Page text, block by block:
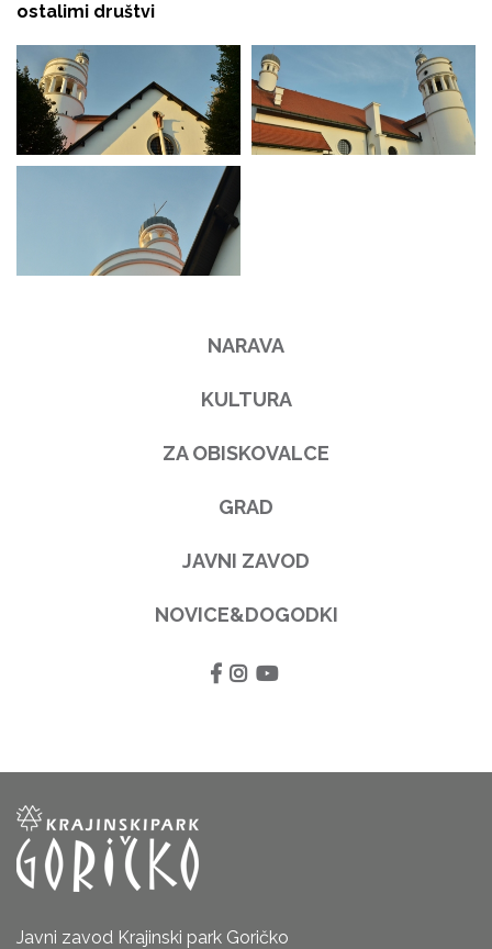
ostalimi društvi
NARAVA
KULTURA
ZA OBISKOVALCE
GRAD
JAVNI ZAVOD
NOVICE&DOGODKI
Javni zavod Krajinski park Goričko